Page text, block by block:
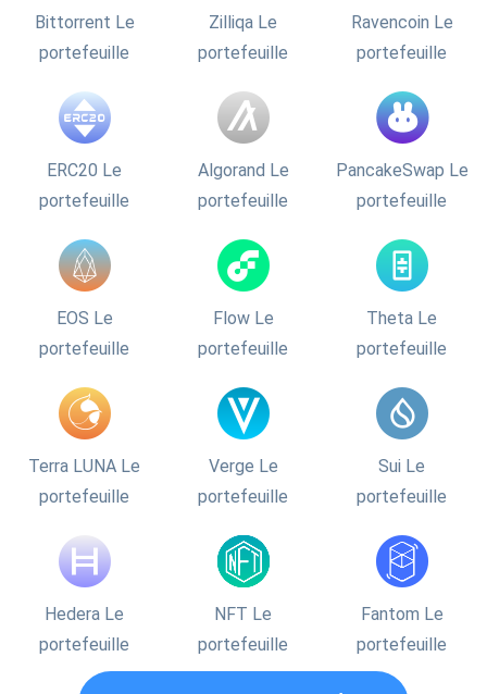
Bittorrent Le
portefeuille
Zilliqa Le
portefeuille
Ravencoin Le
portefeuille
ERC20 Le
portefeuille
Algorand Le
portefeuille
PancakeSwap Le
portefeuille
EOS Le
portefeuille
Flow Le
portefeuille
Theta Le
portefeuille
Terra LUNA Le
portefeuille
Verge Le
portefeuille
Sui Le
portefeuille
Hedera Le
portefeuille
NFT Le
portefeuille
Fantom Le
portefeuille